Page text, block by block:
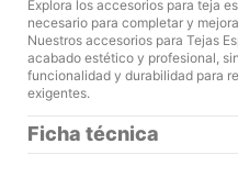
Explora los accesorios para teja
necesario para completar y
Nuestros accesorios para Tejas
acabado estético y profesional,
funcionalidad y durabilidad para
exigentes.
Ficha técnica